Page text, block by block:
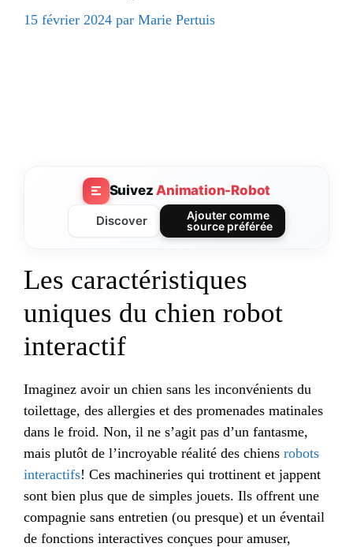
15 février 2024 par Marie Pertuis
SuivezAnimation-Robot
Discover
Ajouter comme
source préférée
Les caractéristiques
uniques du chien robot
interactif
Imaginez avoir un chien sans les inconvénients du
toilettage, des allergies et des promenades matinales
dans le froid. Non, il ne s’agit pas d’un fantasme,
mais plutôt de l’incroyable réalité des chiens robots
interactifs! Ces machineries qui trottinent et jappent
sont bien plus que de simples jouets. Ils offrent une
compagnie sans entretien (ou presque) et un éventail
de fonctions interactives conçues pour amuser,